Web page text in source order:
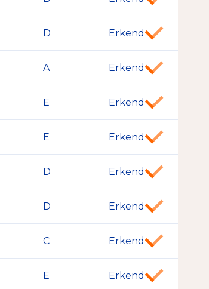
D Erkend
A Erkend
E Erkend
E Erkend
D Erkend
D Erkend
C Erkend
E Erkend